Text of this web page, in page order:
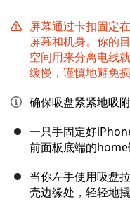
屏幕通过卡扣固定
屏幕和机身。你的
空间用来分离电线
缓慢，谨慎地避免损
确保吸盘紧紧地吸
一只手固定好
前面板底端的home
当你左手使用吸盘
壳边缘处，轻轻地